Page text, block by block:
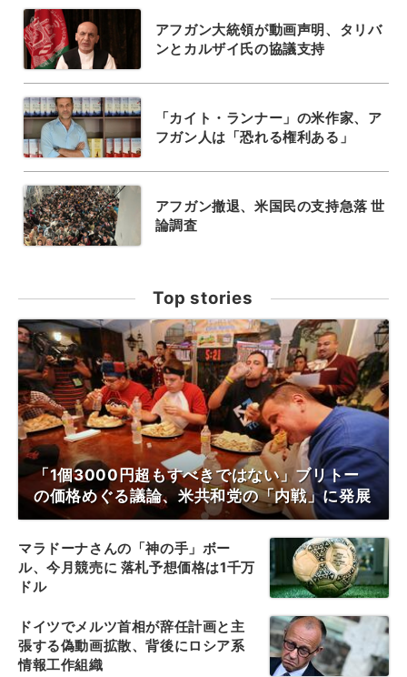
アフガン大統領が動画声明、タリバ
ンとカルザイ氏の協議支持
「カイト・ランナー」の米作家、ア
フガン人は「恐れる権利ある」
アフガン撤退、米国民の支持急落 世
論調査
Top stories
「1個3000円超もすべきではない」ブリトー
の価格めぐる議論、米共和党の「内戦」に発展
マラドーナさんの「神の手」ボー
ル、今月競売に 落札予想価格は1千万
ドル
ドイツでメルツ首相が辞任計画と主
張する偽動画拡散、背後にロシア系
情報工作組織